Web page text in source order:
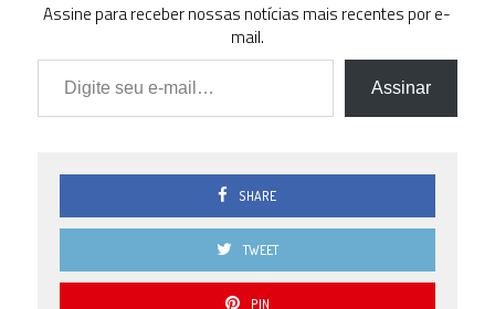
Assine para receber nossas notícias mais recentes por e-
mail.
Digite seu e-mail…
Assinar
SHARE
TWEET
PIN